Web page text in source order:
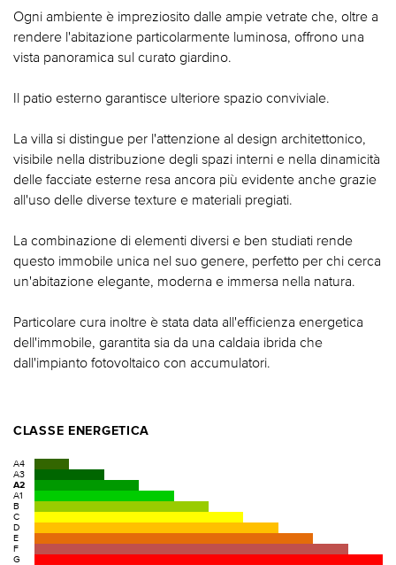
Ogni ambiente è impreziosito dalle ampie vetrate che, oltre a
rendere l'abitazione particolarmente luminosa, offrono una
vista panoramica sul curato giardino.
Il patio esterno garantisce ulteriore spazio conviviale.
La villa si distingue per l'attenzione al design architettonico,
visibile nella distribuzione degli spazi interni e nella dinamicità
delle facciate esterne resa ancora più evidente anche grazie
all'uso delle diverse texture e materiali pregiati.
La combinazione di elementi diversi e ben studiati rende
questo immobile unica nel suo genere, perfetto per chi cerca
un'abitazione elegante, moderna e immersa nella natura.
Particolare cura inoltre è stata data all'efficienza energetica
dell'immobile, garantita sia da una caldaia ibrida che
dall'impianto fotovoltaico con accumulatori.
CLASSE ENERGETICA
A4
A3
A2
A1
B
C
D
E
F
G